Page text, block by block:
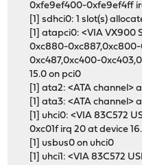
0xfe9ef400-0xfe9ef4ff
[1] sdhci0: 1 slot(s)
[1] atapci0: <VIA VX900
0xc880-
0xc487,0xc400-
15.0 on pci0
[1] ata2: <ATA channel>
[1] ata3: <ATA channel>
[1] uhci0: <VIA 83C572
0xc01f irq 20 at device
[1] usbus0 on uhci0
[1] uhci1: <VIA 83C572